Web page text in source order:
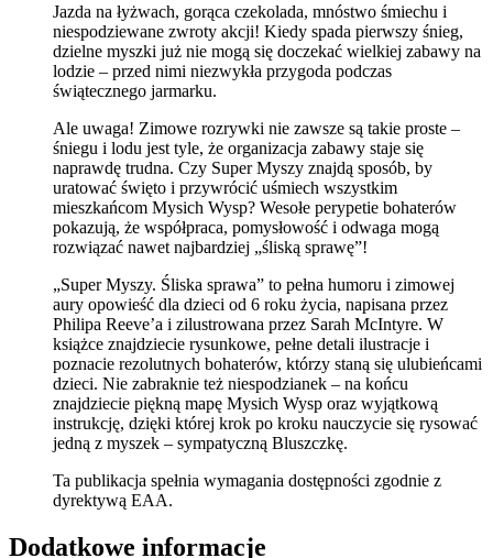
Jazda na łyżwach, gorąca czekolada, mnóstwo śmiechu i
niespodziewane zwroty akcji! Kiedy spada pierwszy śnieg,
dzielne myszki już nie mogą się doczekać wielkiej zabawy na
lodzie – przed nimi niezwykła przygoda podczas
świątecznego jarmarku.
Ale uwaga! Zimowe rozrywki nie zawsze są takie proste –
śniegu i lodu jest tyle, że organizacja zabawy staje się
naprawdę trudna. Czy Super Myszy znajdą sposób, by
uratować święto i przywrócić uśmiech wszystkim
mieszkańcom Mysich Wysp? Wesołe perypetie bohaterów
pokazują, że współpraca, pomysłowość i odwaga mogą
rozwiązać nawet najbardziej „śliską sprawę”!
„Super Myszy. Śliska sprawa” to pełna humoru i zimowej
aury opowieść dla dzieci od 6 roku życia, napisana przez
Philipa Reeve’a i zilustrowana przez Sarah McIntyre. W
książce znajdziecie rysunkowe, pełne detali ilustracje i
poznacie rezolutnych bohaterów, którzy staną się ulubieńcami
dzieci. Nie zabraknie też niespodzianek – na końcu
znajdziecie piękną mapę Mysich Wysp oraz wyjątkową
instrukcję, dzięki której krok po kroku nauczycie się rysować
jedną z myszek – sympatyczną Bluszczkę.
Ta publikacja spełnia wymagania dostępności zgodnie z
dyrektywą EAA.
Dodatkowe informacje